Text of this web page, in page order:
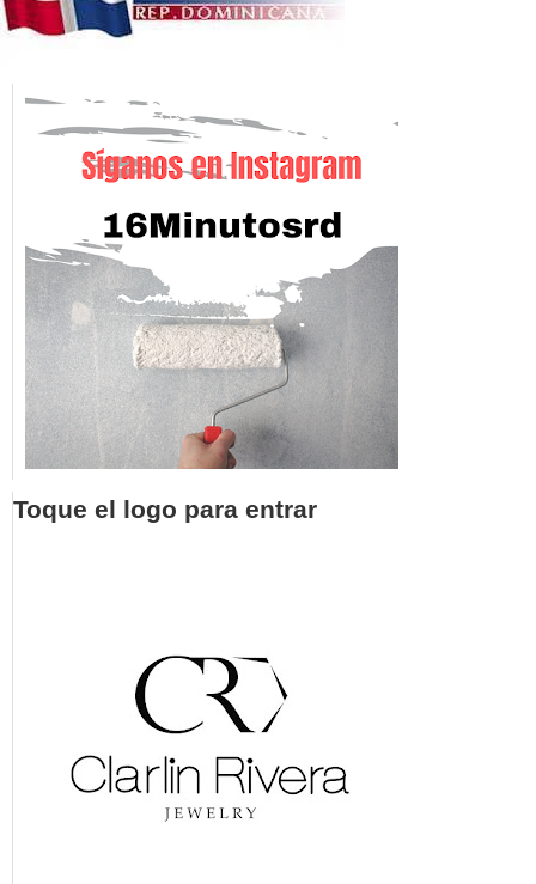
Toque el logo para entrar